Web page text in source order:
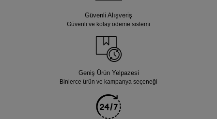
Güvenli Alışveriş
Güvenli ve kolay ödeme sistemi
Geniş Ürün Yelpazesi
Binlerce ürün ve kampanya seçeneği